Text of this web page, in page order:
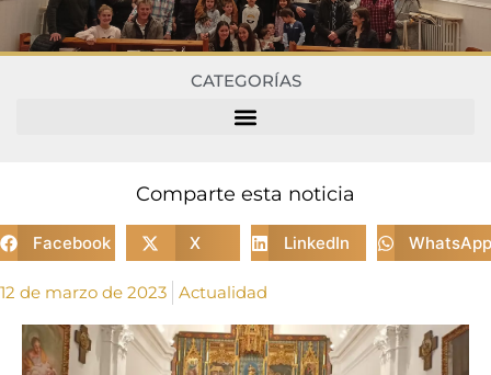
CATEGORÍAS
Comparte esta noticia
Facebook X LinkedIn WhatsApp
12 de marzo de 2023 Actualidad